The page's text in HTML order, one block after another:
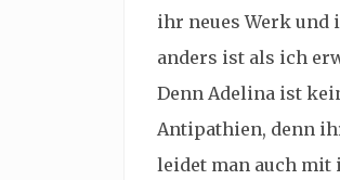
ihr neues Werk und
anders ist als ich
Denn Adelina ist
Antipathien, denn
leidet man auch mit